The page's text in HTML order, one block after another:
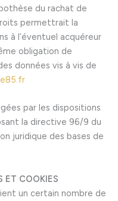
du rachat de
permettrait la
à l’éventuel acquéreur
obligation de
données vis à vis de
par les dispositions
la directive 96/9 du
juridique des bases de
ET COOKIES
un certain nombre de